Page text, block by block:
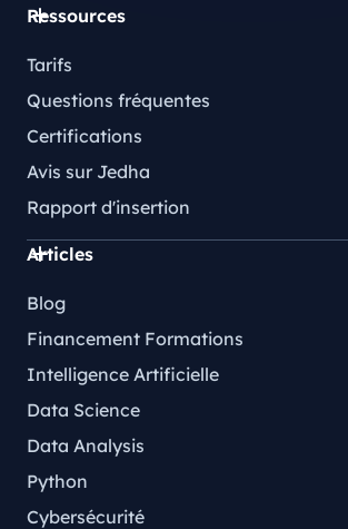
Ressources
Tarifs
Questions fréquentes
Certifications
Avis sur Jedha
Rapport d'insertion
Articles
Blog
Financement Formations
Intelligence Artificielle
Data Science
Data Analysis
Python
Cybersécurité